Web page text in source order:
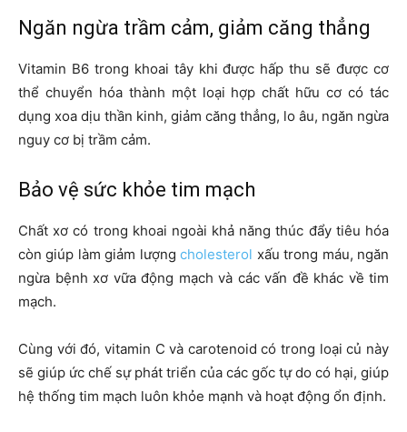
Ngăn ngừa trầm cảm, giảm căng thẳng
Vitamin B6 trong khoai tây khi được hấp thu sẽ được cơ
thể chuyển hóa thành một loại hợp chất hữu cơ có tác
dụng xoa dịu thần kinh, giảm căng thẳng, lo âu, ngăn ngừa
nguy cơ bị trầm cảm.
Bảo vệ sức khỏe tim mạch
Chất xơ có trong khoai ngoài khả năng thúc đẩy tiêu hóa
còn giúp làm giảm lượngcholesterol xấu trong máu, ngăn
ngừa bệnh xơ vữa động mạch và các vấn đề khác về tim
mạch.
Cùng với đó, vitamin C và carotenoid có trong loại củ này
sẽ giúp ức chế sự phát triển của các gốc tự do có hại, giúp
hệ thống tim mạch luôn khỏe mạnh và hoạt động ổn định.